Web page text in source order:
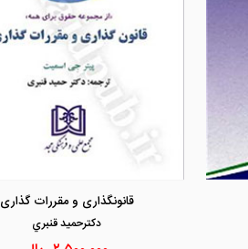
قانونگذاری و مقررات گذاری
دكترحميد قنبري